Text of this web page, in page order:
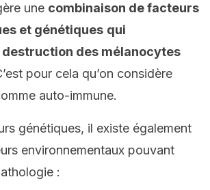
une combinaison de facteurs
et génétiques qui
des mélanocytes
pour cela qu’on considère
auto-immune.
génétiques, il existe également
environnementaux pouvant
: